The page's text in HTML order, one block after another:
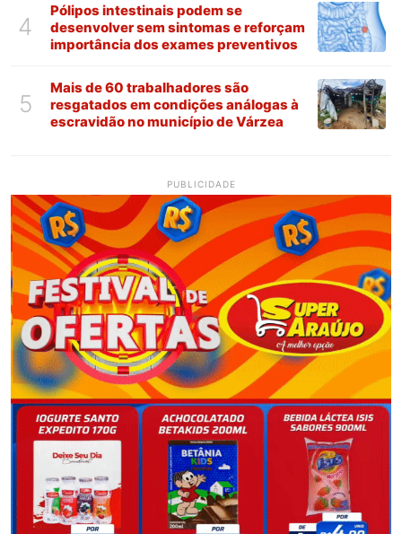
4
Pólipos intestinais podem se
desenvolver sem sintomas e reforçam
importância dos exames preventivos
5
Mais de 60 trabalhadores são
resgatados em condições análogas à
escravidão no município de Várzea
PUBLICIDADE